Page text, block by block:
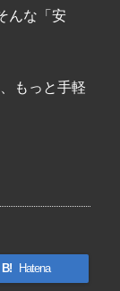
んな「安
もっと手軽
B! Hatena